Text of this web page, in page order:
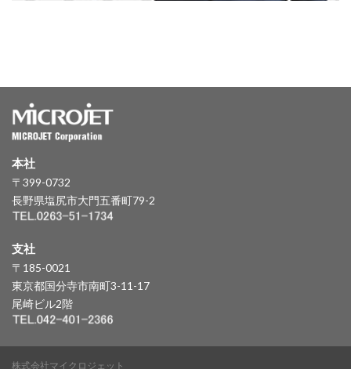
本社
〒399-0732
長野県塩尻市大門五番町79-2
支社
〒185-0021
東京都国分寺市南町3-11-17
尾崎ビル2階
株式会社マイクロジェット